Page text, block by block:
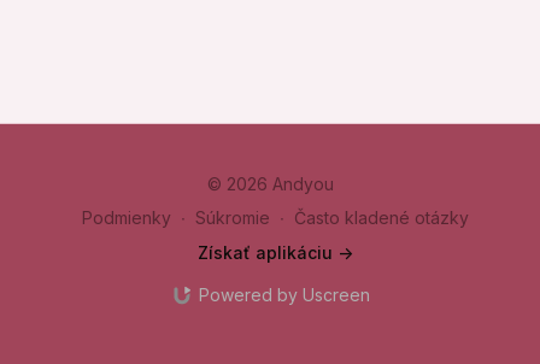
© 2026 Andyou
Podmienky ∙ Súkromie ∙ Často kladené otázky
Získať aplikáciu ->
Powered by Uscreen